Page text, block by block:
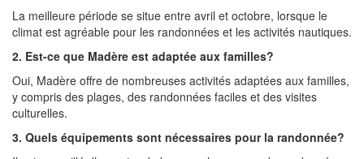
La meilleure période se situe entre avril et octobre, lorsque le
climat est agréable pour les randonnées et les activités nautiques.
2. Est-ce que Madère est adaptée aux familles?
Oui, Madère offre de nombreuses activités adaptées aux familles,
y compris des plages, des randonnées faciles et des visites
culturelles.
3. Quels équipements sont nécessaires pour la randonnée?